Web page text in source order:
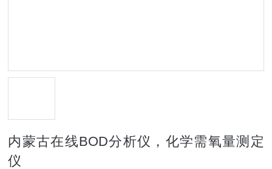
内蒙古在线BOD分析仪，化学需氧量测定
仪